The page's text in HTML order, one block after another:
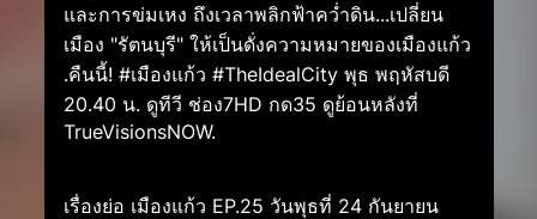
และการข่มเหง ถึงเวลาพลิกฟ้าคว่ำดิน...เปลี่ยน
เมือง "รัตนบุรี" ให้เป็นดั่งความหมายของเมืองแก้ว
.คืนนี้! #เมืองแก้ว #TheIdealCity พุธ พฤหัสบดี
20.40 น. ดูทีวี ช่อง7HD กด35 ดูย้อนหลังที่
TrueVisionsNOW.
เรื่องย่อ เมืองแก้ว EP.25 วันพุธที่ 24 กันยายน